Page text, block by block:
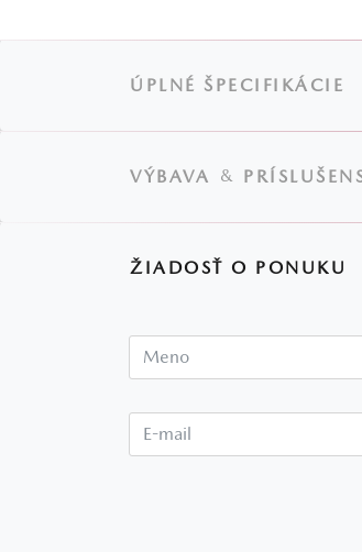
ÚPLNÉ ŠPECIFIKÁCIE
VÝBAVA &
ŽIADOSŤ O PONUKU